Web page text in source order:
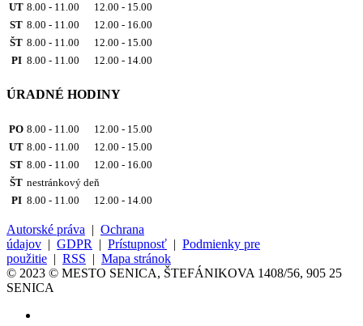
UT 8.00 - 11.00 12.00 - 15.00
ST 8.00 - 11.00 12.00 - 16.00
ŠT 8.00 - 11.00 12.00 - 15.00
PI 8.00 - 11.00 12.00 - 14.00
ÚRADNÉ HODINY
PO 8.00 - 11.00 12.00 - 15.00
UT 8.00 - 11.00 12.00 - 15.00
ST 8.00 - 11.00 12.00 - 16.00
ŠT nestránkový deň
PI 8.00 - 11.00 12.00 - 14.00
Autorské práva | Ochrana
údajov | GDPR | Prístupnosť | Podmienky pre
použitie | RSS | Mapa stránok
© 2023 © MESTO SENICA, ŠTEFÁNIKOVA 1408/56, 905 25
SENICA